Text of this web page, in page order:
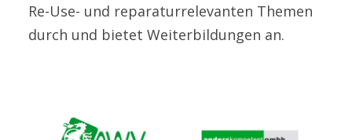
Re-Use- und reparaturrelevanten Themen
durch und bietet Weiterbildungen an.